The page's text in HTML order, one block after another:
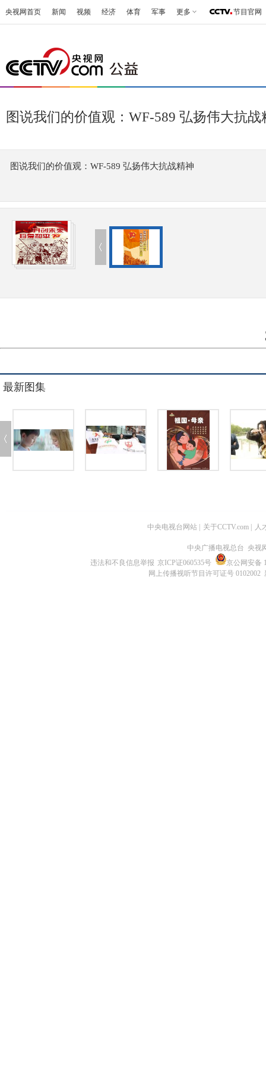
央视网首页 新闻 视频 经济 体育 军事 更多 节目官网
图说我们的价值观：WF-589 弘扬伟大抗战
图说我们的价值观：WF-589 弘扬伟大抗战精神
最新图集
中央电视台网站 关于CCTV.com 人
中央广播电视总台 央视
违法和不良信息举报 京ICP证060535号
京公网安备
网上传播视听节目许可证号 0102002